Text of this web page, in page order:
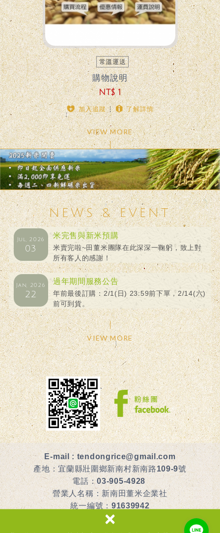
×
常溫運送
購物說明
NT$ 1
加入追蹤 了解詳情
VIEW MORE
NEWS & EVENT
Jul, 2026
03
米完售與新米預購
米賣完啦~田董米團隊在此深深一鞠躬，致上對
所有客人的感謝！
Jan, 2026
22
過年期間服務公告
年前最後訂購：2/1(日) 23:59前下單，2/14(六)
前可到貨。
VIEW MORE
E-mail :tendongrice@gmail.com
產地：宜蘭縣壯圍鄉新南村新南路109-9號
電話：03-905-4928
營業人名稱：新南田董米企業社
統一編號：91639942
食品業者登錄字號：G-191639942-00000-7